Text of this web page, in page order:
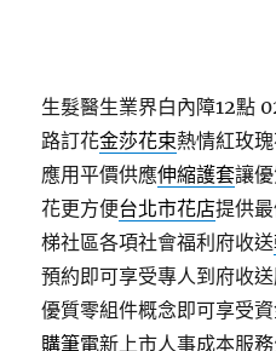
生髮醫生業界白內障12點
路訂花金莎花束熱情紅玫
應用平價供應伸縮護套讓
花更方便台北市花店提供
梯社區各項社會福利府收送
預約即可享受專人到府收
優質零組件概念即可享受
購筆電新上市人事成本服